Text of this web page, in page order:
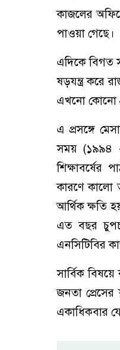
কাজলের
পাওয়া গেছে।
এদিকে বিগত
ষড়যন্ত্র করে
এখনো কোনো
এ প্রসঙ্গে
সময় (১৯৯৪ -
শিক্ষাবর্ষের
কারণে কালো
আর্থিক ক্ষতি
এত বছর
এনসিটিবির
সার্বিক
জনতা প্রেসের
একাধিকবার